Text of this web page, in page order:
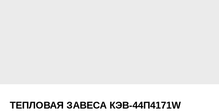
ТЕПЛОВАЯ ЗАВЕСА КЭВ-44П4171W